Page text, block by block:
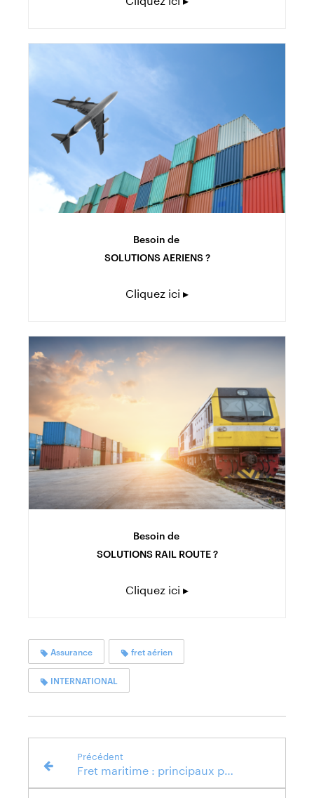
Besoin de
SOLUTIONS AERIENS ?
Cliquez ici ▸
Besoin de
SOLUTIONS RAIL ROUTE ?
Cliquez ici ▸
Assurance fret aérien
INTERNATIONAL
Précédent
Fret maritime : principaux ports à conteneurs mondiaux